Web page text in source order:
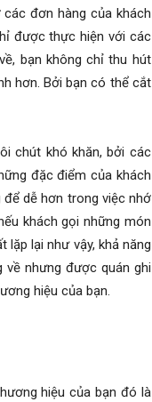
đơn hàng của khách
được thực hiện với các
bạn không chỉ thu hút
hơn. Bởi bạn có thể cắt
chút khó khăn, bởi các
đặc điểm của khách
để dễ hơn trong việc nhớ
khách gọi những món
lặp lại như vậy, khả năng
về nhưng được quán ghi
hiệu của bạn.
hiệu của bạn đó là